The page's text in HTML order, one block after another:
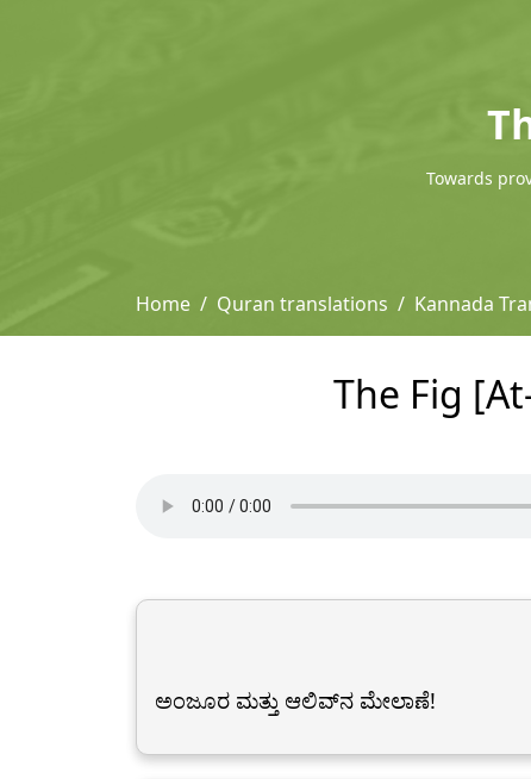
Towards
Home Quran translations Kannada
The Fig
ಅಂಜೂರ ಮತ್ತು ಆಲಿವ್‌ನ ಮೇಲಾಣೆ!